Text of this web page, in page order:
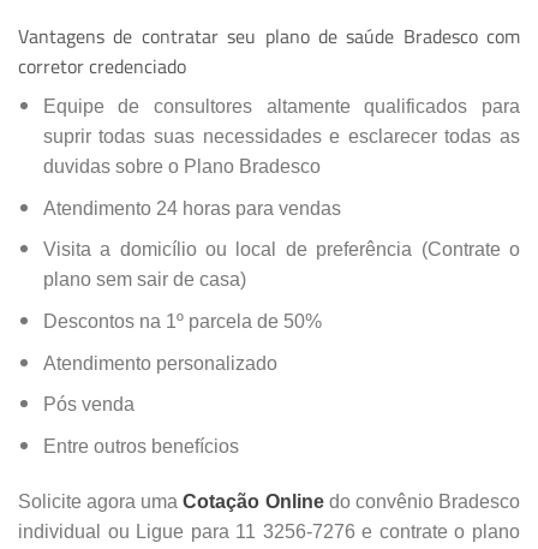
Vantagens de contratar seu plano de saúde Bradesco com
corretor credenciado
Equipe de consultores altamente qualificados para
suprir todas suas necessidades e esclarecer todas as
duvidas sobre o Plano Bradesco
Atendimento 24 horas para vendas
Visita a domicílio ou local de preferência (Contrate o
plano sem sair de casa)
Descontos na 1º parcela de 50%
Atendimento personalizado
Pós venda
Entre outros benefícios
Solicite agora umaCotação Onlinedo convênio Bradesco
individual ou Ligue para 11 3256-7276 e contrate o plano